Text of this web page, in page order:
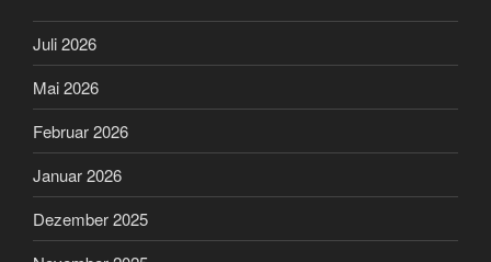
Juli 2026
Mai 2026
Februar 2026
Januar 2026
Dezember 2025